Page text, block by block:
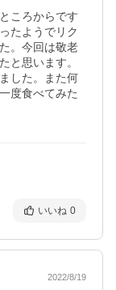
ころからです
たようでリク
。今回は敬老
と思います。
した。また何
度食べてみた
いいね 0
2022/8/19